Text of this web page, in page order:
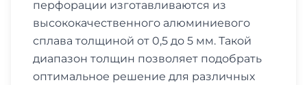
перфорации изготавливаются из
высококачественного алюминиевого
сплава толщиной от 0,5 до 5 мм. Такой
диапазон толщин позволяет подобрать
оптимальное решение для различных